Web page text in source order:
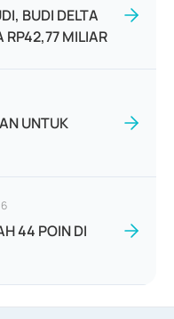
BUDI DELTA
RP42,77 MILIAR
UNTUK
44 POIN DI